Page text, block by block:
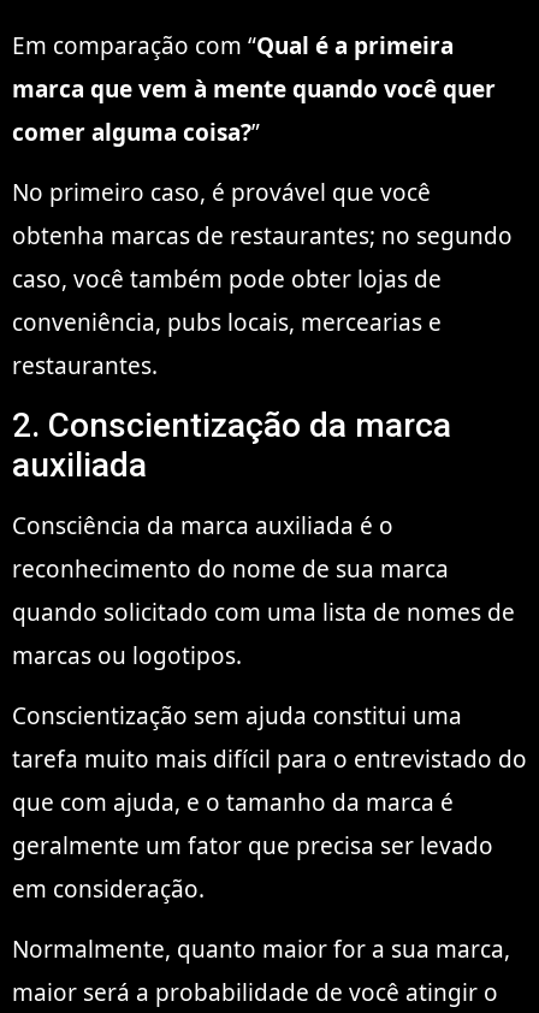
Em comparação com “Qual é a primeira
marca que vem à mente quando você quer
comer alguma coisa?”
No primeiro caso, é provável que você
obtenha marcas de restaurantes; no segundo
caso, você também pode obter lojas de
conveniência, pubs locais, mercearias e
restaurantes.
2. Conscientização da marca
auxiliada
Consciência da marca auxiliada é o
reconhecimento do nome de sua marca
quando solicitado com uma lista de nomes de
marcas ou logotipos.
Conscientização sem ajuda constitui uma
tarefa muito mais difícil para o entrevistado do
que com ajuda, e o tamanho da marca é
geralmente um fator que precisa ser levado
em consideração.
Normalmente, quanto maior for a sua marca,
maior será a probabilidade de você atingir o